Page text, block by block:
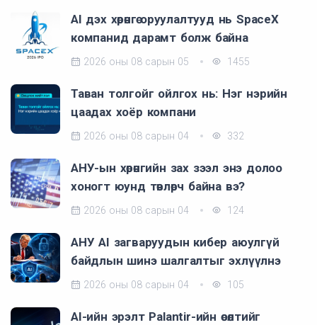
AI дэх хөрөнгө оруулалтууд нь SpaceX
компанид дарамт болж байна
2026 оны 08 сарын 05 1455
Таван толгойг ойлгох нь: Нэг нэрийн
цаадах хоёр компани
2026 оны 08 сарын 04 332
АНУ-ын хөрөнгийн зах зээл энэ долоо
хоногт юунд төвлөрч байна вэ?
2026 оны 08 сарын 04 124
АНУ AI загваруудын кибер аюулгүй
байдлын шинэ шалгалтыг эхлүүлнэ
2026 оны 08 сарын 04 105
AI-ийн эрэлт Palantir-ийн өсөлтийг